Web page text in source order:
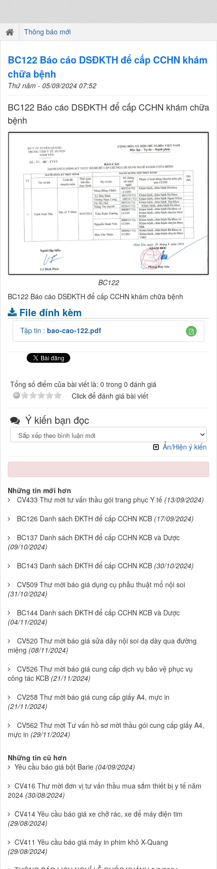
Thông báo mới
BC122 Báo cáo DSĐKTH để cấp CCHN khám
chữa bệnh
Thứ năm - 05/09/2024 07:52
BC122 Báo cáo DSĐKTH để cấp CCHN khám chữa
bệnh
BC122
BC122 Báo cáo DSĐKTH để cấp CCHN khám chữa bệnh
File đính kèm
Tập tin : bao-cao-122.pdf
Tổng số điểm của bài viết là: 0 trong 0 đánh giá
Click để đánh giá bài viết
Ý kiến bạn đọc
Ẩn/Hiện ý kiến
Những tin mới hơn
CV433 Thư mời tư vấn thầu gói trang phục Y tế (13/09/2024)
BC126 Danh sách ĐKTH để cấp CCHN KCB (17/09/2024)
BC137 Danh sách ĐKTH để cấp CCHN KCB và Dược
(09/10/2024)
BC143 Danh sách ĐKTH để cấp CCHN KCB (30/10/2024)
CV509 Thư mời báo giá dụng cụ phẫu thuật mổ nội soi
(31/10/2024)
BC144 Danh sách ĐKTH để cấp CCHN KCB và Dược
(04/11/2024)
CV520 Thư mời báo giá sửa dây nội soi dạ dày qua đường
miệng (08/11/2024)
CV526 Thư mời báo giá cung cấp dịch vụ bảo vệ phục vụ
công tác KCB (21/11/2024)
CV258 Thư mời báo giá cung cấp giấy A4, mực in
(21/11/2024)
CV562 Thư mời Tư vấn hồ sơ mời thầu gói cung cấp giấy A4,
mực in (29/11/2024)
Những tin cũ hơn
Yêu cầu báo giá bột Barie (04/09/2024)
CV416 Thư mời đơn vị tư vấn thầu mua sắm thiết bị y tế năm
2024 (30/08/2024)
CV414 Yêu cầu báo giá xe chở rác, xe để máy điện tim
(29/08/2024)
CV411 Yêu cầu báo giá máy in phim khô X-Quang
(29/08/2024)